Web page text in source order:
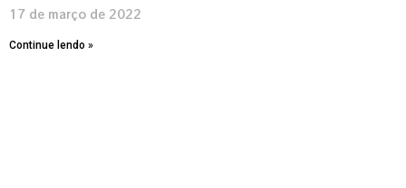
17 de março de 2022
Continue lendo »